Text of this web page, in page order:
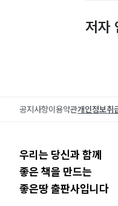
저자
공지사항이용약관개인정보취
우리는 당신과 함께
좋은 책을 만드는
좋은땅 출판사입니다